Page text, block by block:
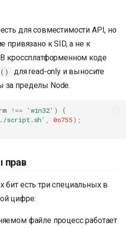
для совместимости API, но
привязано к SID, а не к
кроссплатформенном коде
для read‑only и выносите
за пределы Node.
!== 'win32' )
{
script.sh' 0o755);
прав
есть три специальных в
цифре:
файле процесс работает